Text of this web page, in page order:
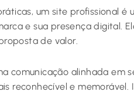
um site profissional é
e sua presença digital.
de valor.
comunicação alinhada em
reconhecível e memorável.